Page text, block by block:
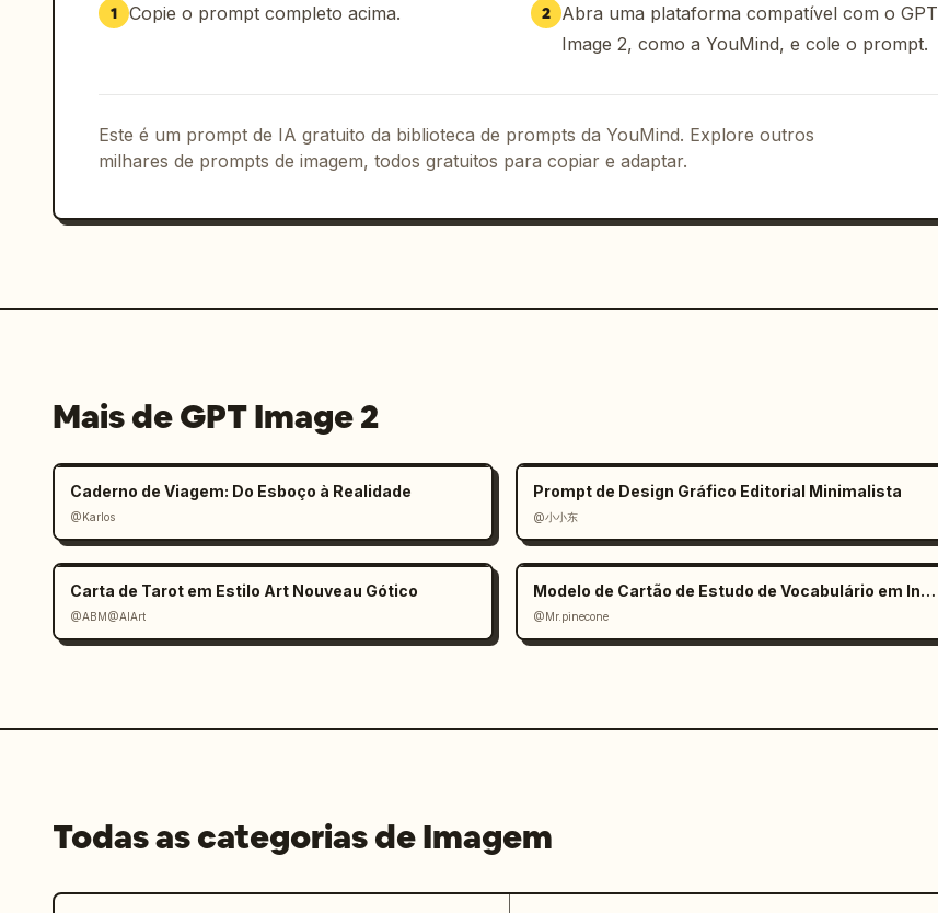
complexo.
1 Copie o prompt completo acima. 2 Abra uma plataforma compatível com o GPT
Image 2, como a YouMind, e cole o prompt.
Este é um prompt de IA gratuito da biblioteca de prompts da YouMind. Explore outros
milhares de prompts de imagem, todos gratuitos para copiar e adaptar.
Mais de GPT Image 2
Caderno de Viagem: Do Esboço à Realidade
@Karlos
Prompt de Design Gráfico Editorial Minimalista
@小小东
Carta de Tarot em Estilo Art Nouveau Gótico
@ABM@AIArt
Modelo de Cartão de Estudo de Vocabulário em Inglês
@Mr.pinecone
Todas as categorias de Imagem